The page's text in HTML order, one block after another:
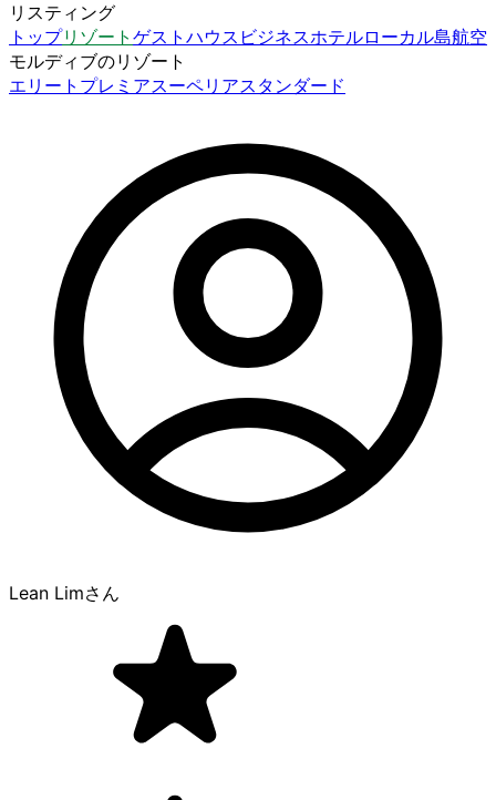
リスティング
トップリゾート ゲストハウス ビジネスホテルローカル島航空
モルディブのリゾート
エリート プレミアスーペリアスタンダード
Lean Limさん